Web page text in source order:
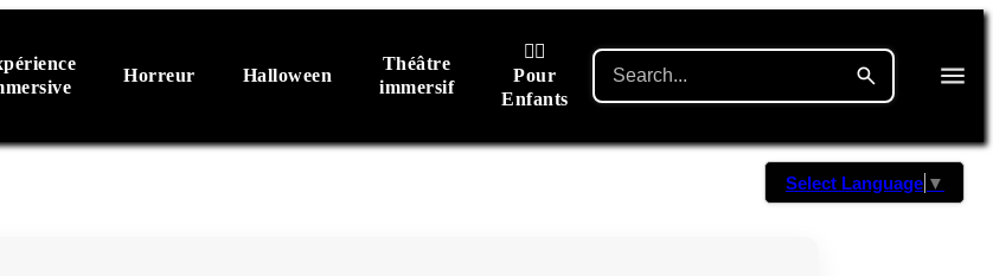
Horreur Halloween
Théâtre
immersif
🙋‍♂️
Pour
Enfants
Select Language ▼